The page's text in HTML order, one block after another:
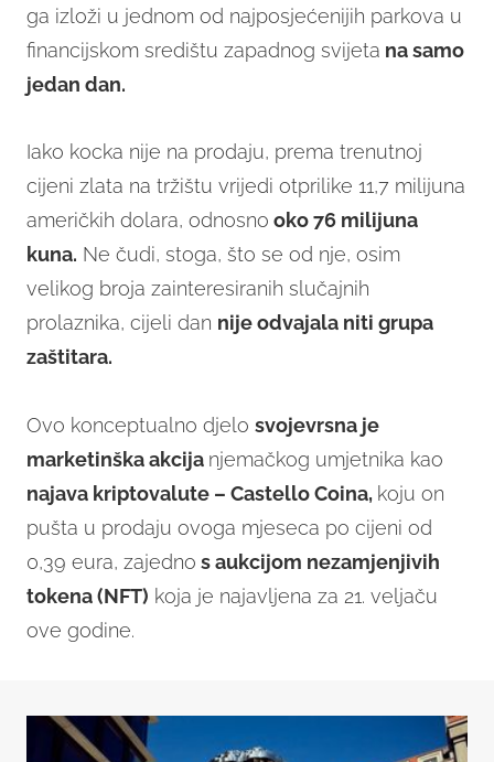
ga izloži u jednom od najposjećenijih parkova u
financijskom središtu zapadnog svijeta na samo
jedan dan.
Iako kocka nije na prodaju, prema trenutnoj
cijeni zlata na tržištu vrijedi otprilike 11,7 milijuna
američkih dolara, odnosno oko 76 milijuna
kuna. Ne čudi, stoga, što se od nje, osim
velikog broja zainteresiranih slučajnih
prolaznika, cijeli dan nije odvajala niti grupa
zaštitara.
Ovo konceptualno djelo svojevrsna je
marketinška akcija njemačkog umjetnika kao
najava kriptovalute – Castello Coina, koju on
pušta u prodaju ovoga mjeseca po cijeni od
0,39 eura, zajedno s aukcijom nezamjenjivih
tokena (NFT) koja je najavljena za 21. veljaču
ove godine.